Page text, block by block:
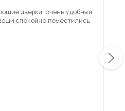
дверки, очень удобный
спокойно поместились